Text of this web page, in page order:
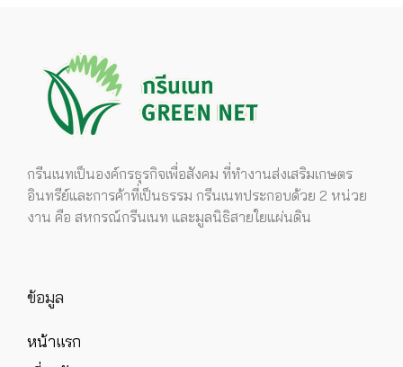
กรีนเนทเป็นองค์กรธุรกิจเพื่อสังคม ที่ทำงานส่งเสริมเกษตร
อินทรีย์และการค้าที่เป็นธรรม กรีนเนทประกอบด้วย 2 หน่วย
งาน คือ สหกรณ์กรีนเนท และมูลนิธิสายใยแผ่นดิน
ข้อมูล
หน้าแรก